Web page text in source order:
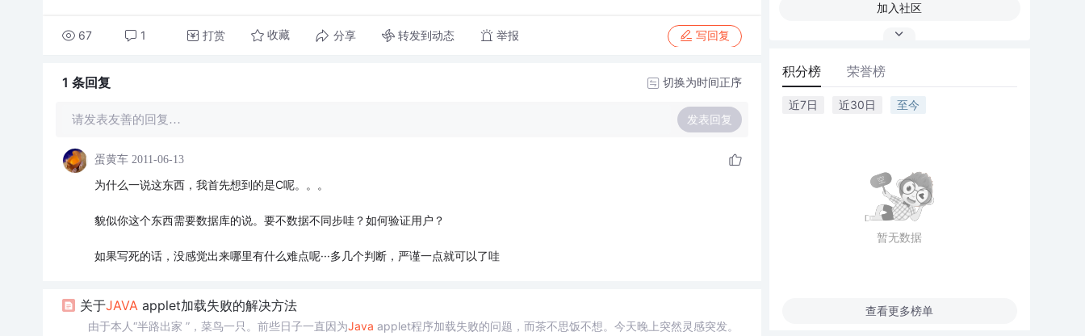
67 1 打赏 收藏 分享 转发到动态 举报 写回复
1 条回复 切换为时间正序
请发表友善的回复… 发表回复
蛋黄车 2011-06-13
为什么一说这东西，我首先想到的是C呢。。。
貌似你这个东西需要数据库的说。要不数据不同步哇？如何验证用户？
如果写死的话，没感觉出来哪里有什么难点呢···多几个判断，严谨一点就可以了哇
关于JAVAapplet加载失败的解决方法
由于本人“半路出家 ”，菜鸟一只。前些日子一直因为Java applet程序加载失败的问题，而茶不思饭不想。今天晚上突然灵感突发。
加入社区
积分榜 荣誉榜
近7日 近30日 至今
暂无数据
查看更多榜单